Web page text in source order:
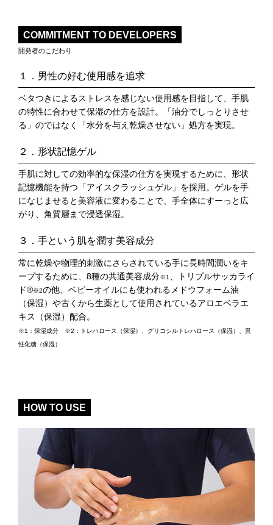
COMMITMENT TO DEVELOPERS
開発者のこだわり
１．男性の好む使用感を追求
ベタつきによるストレスを感じない使用感を目指して、手肌
の特性に合わせて保湿の仕方を設計。「油分でしっとりさせ
る」のではなく「水分を与え乾燥させない」処方を実現。
２．形状記憶ゲル
手肌に対しての効率的な保湿の仕方を実現するために、形状
記憶機能を持つ「アイスクラッシュゲル」を採用。ゲルを手
になじませると美容液に変わることで、手全体にすーっと広
がり、角質層まで浸透保湿。
３．手という肌を潤す美容成分
常に乾燥や物理的刺激にさらされている手に長時間潤いをキ
ープするために、8種の共通美容成分※1
、トリプルサッカライ
ド®※2の他、ベビーオイルにも使われるメドウフォーム油
（保湿）や古くから生薬として使用されているアロエベラエ
キス（保湿）配合。
※1：保湿成分 ※2：トレハロース（保湿）、グリコシルトレハロース（保湿）、異
性化糖（保湿）
HOW TO USE